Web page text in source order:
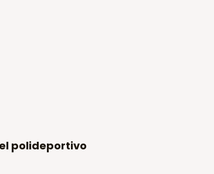
polideportivo